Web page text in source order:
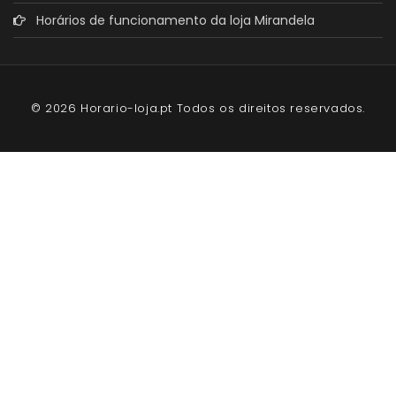
Horários de funcionamento da loja Mirandela
© 2026 Horario-loja.pt Todos os direitos reservados.